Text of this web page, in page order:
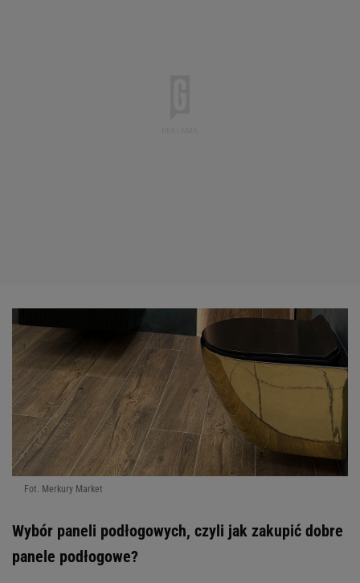
Fot. Merkury Market
Wybór paneli podłogowych, czyli jak zakupić dobre
panele podłogowe?